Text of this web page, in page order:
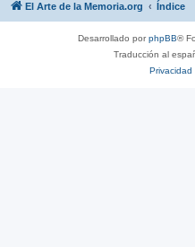
El Arte de la Memoria.org Índice
Desarrollado porphpBB®
Traducción al
Privacidad